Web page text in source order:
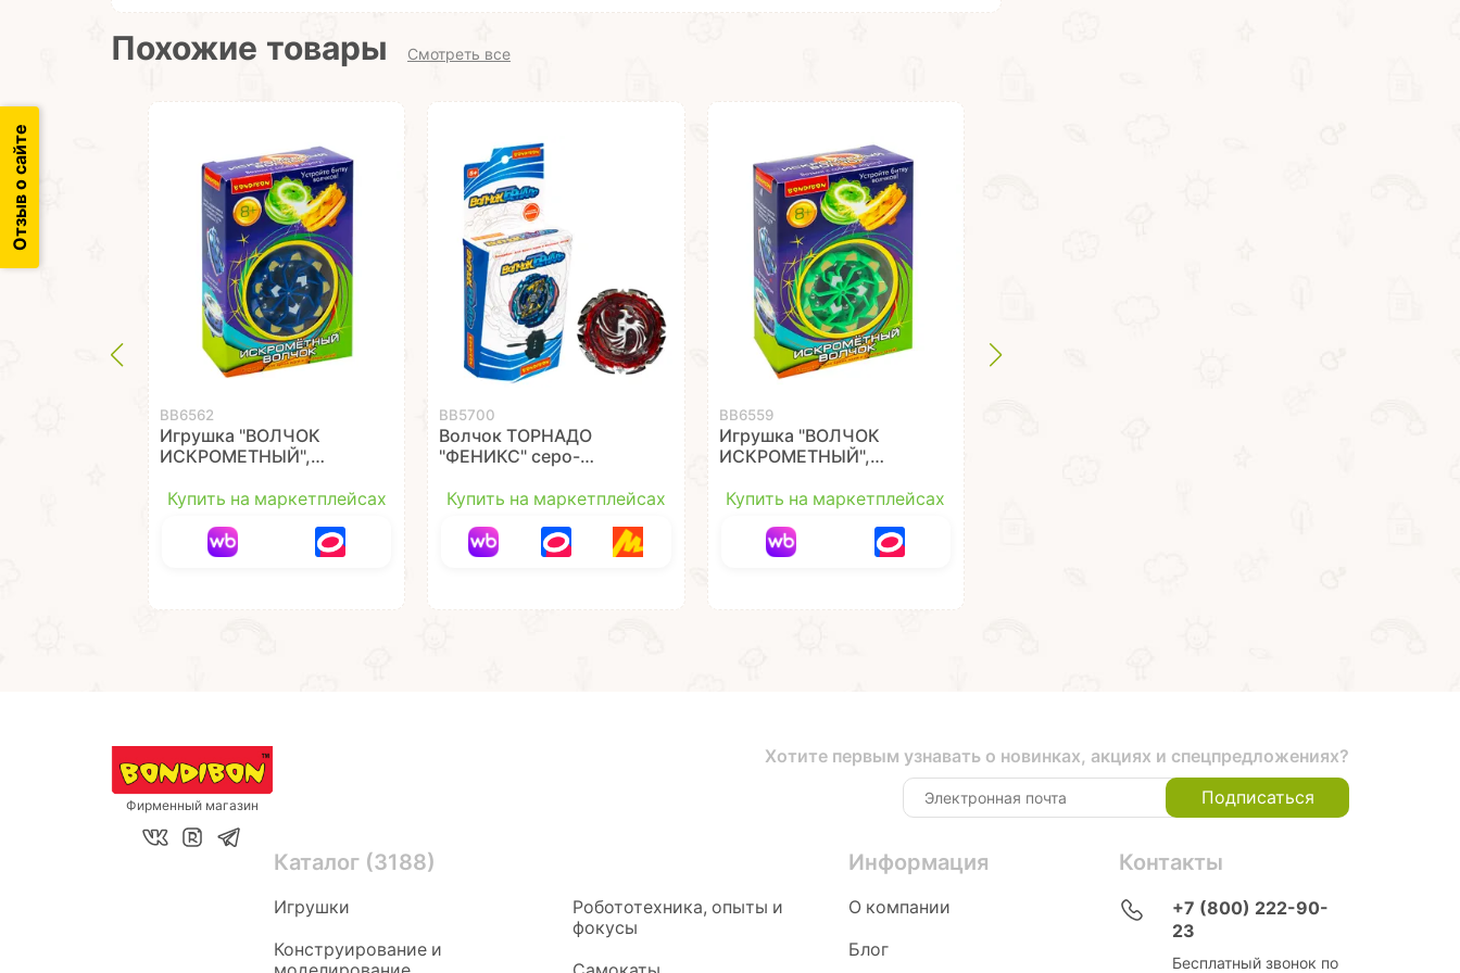
Похожие товары Смотреть все
ВВ6562
Игрушка "ВОЛЧОК
ИСКРОМЕТНЫЙ",
Купить на маркетплейсах
ВВ5700
Волчок ТОРНАДО
"ФЕНИКС" серо-
Купить на маркетплейсах
ВВ6559
Игрушка "ВОЛЧОК
ИСКРОМЕТНЫЙ",
Купить на маркетплейсах
Отзыв о сайте
Фирменный магазин
Хотите первым узнавать о новинках, акциях и спецпредложениях?
Подписаться
Каталог (3188)
Игрушки
Конструирование и
Робототехника, опыты и
фокусы
Информация
О компании
Блог
Контакты
+7 (800) 222-90-
23
Бесплатный звонок по